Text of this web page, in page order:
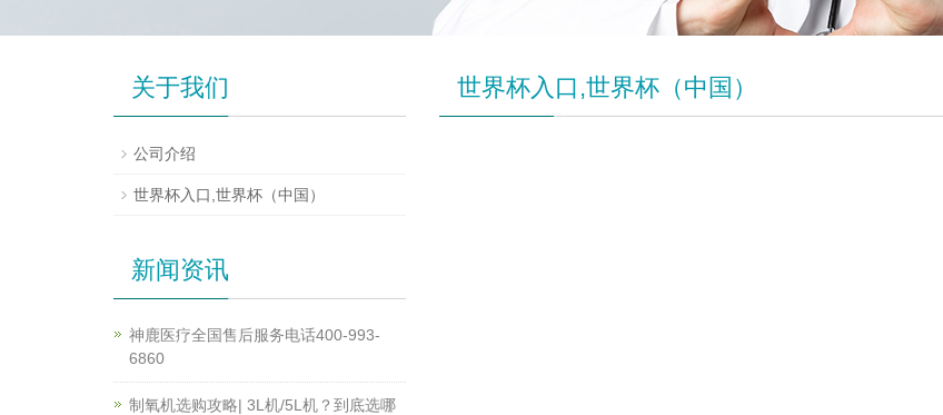
世界杯入口,世界杯（中国）
关于我们
公司介绍
世界杯入口,世界杯（中国）
新闻资讯
神鹿医疗全国售后服务电话400-993-
6860
制氧机选购攻略| 3L机/5L机？到底选哪